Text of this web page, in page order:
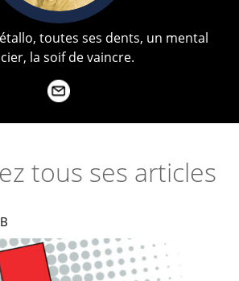
toutes ses dents, un mental
la soif de vaincre.
tous ses articles